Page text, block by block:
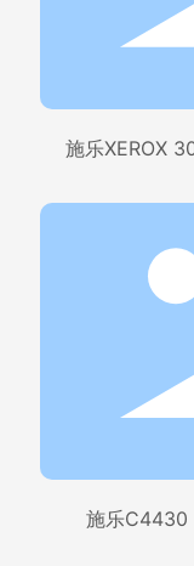
施乐XEROX 3065 第七代 126K29080 217